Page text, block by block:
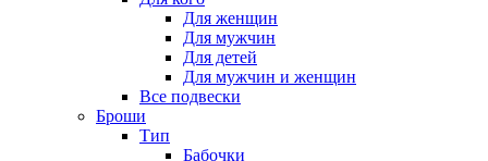
Для женщин
Для мужчин
Для детей
Для мужчин и женщин
Все подвески
Броши
Тип
Бабочки